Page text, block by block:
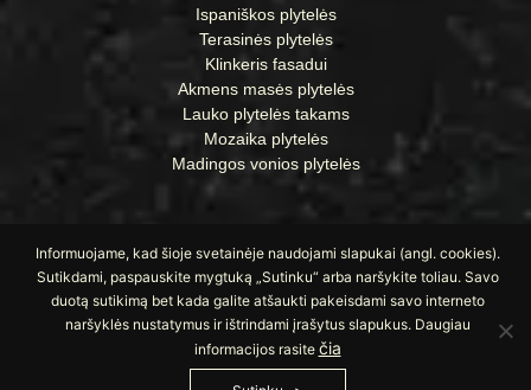
Ispaniškos plytelės
Terasinės plytelės
Klinkeris fasadui
Akmens masės plytelės
Lauko plytelės takams
Mozaika plytelės
Madingos vonios plytelės
© Visos teisės saugomos UAB „Apdailos namai“
Informuojame, kad šioje svetainėje naudojami slapukai (angl. cookies).
Sutikdami, paspauskite mygtuką „Sutinku“ arba naršykite toliau. Savo
duotą sutikimą bet kada galite atšaukti pakeisdami savo interneto
naršyklės nustatymus ir ištrindami įrašytus slapukus. Daugiau
informacijos rasite čia